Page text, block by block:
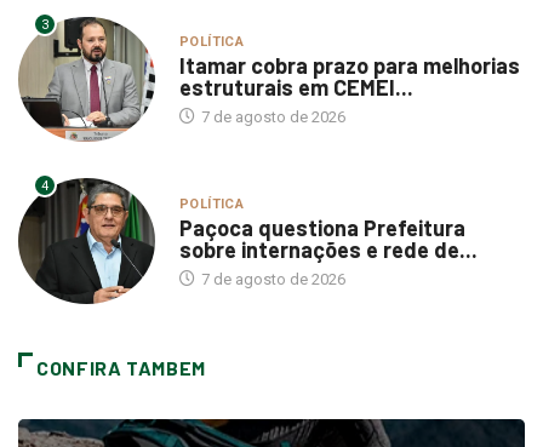
3
POLÍTICA
Itamar cobra prazo para melhorias
estruturais em CEMEI...
7 de agosto de 2026
4
POLÍTICA
Paçoca questiona Prefeitura
sobre internações e rede de...
7 de agosto de 2026
CONFIRA TAMBEM